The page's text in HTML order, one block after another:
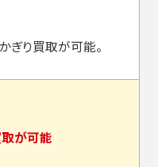
ぎり買取が可能。
が可能